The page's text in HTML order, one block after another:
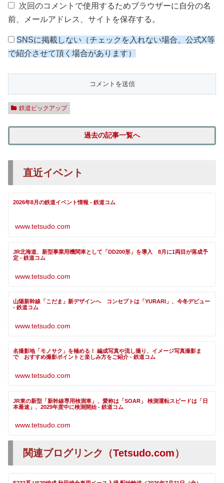
次回のコメントで使用するためブラウザーに自分の名
前、メールアドレス、サイトを保存する。
SNSに掲載しない（チェックを入れない場合、公式X等
で紹介させて頂く場合があります）
鉄道ピックアップ
過去の記事一覧へ
直近イベント
2026年8月の鉄道イベント情報 - 鉄道コム
www.tetsudo.com
JR北海道、新型事業用機関車として「DD200形」を導入 8月に1両目が落成予
定 - 鉄道コム
www.tetsudo.com
山陽新幹線「こだま」新デザインへ コンセプトは「YURARI」、今冬デビュー
- 鉄道コム
www.tetsudo.com
名撮影地「モノサク」を極める！ 編成写真や流し撮り、イメージ写真撮影ま
で おすすめ撮影ポイントと楽しみ方をご紹介 - 鉄道コム
www.tetsudo.com
JR東の新型「新幹線専用検測車」、愛称は「SOAR」 検測運転スピードは「日
本最速」、2029年度中に検測開始 - 鉄道コム
www.tetsudo.com
関連ブログリンク（Tetsudo.com）